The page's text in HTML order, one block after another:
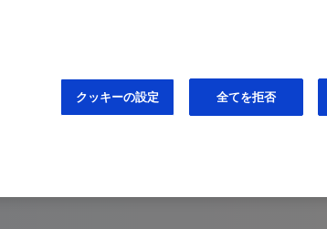
クッキーの設定 全てを拒否